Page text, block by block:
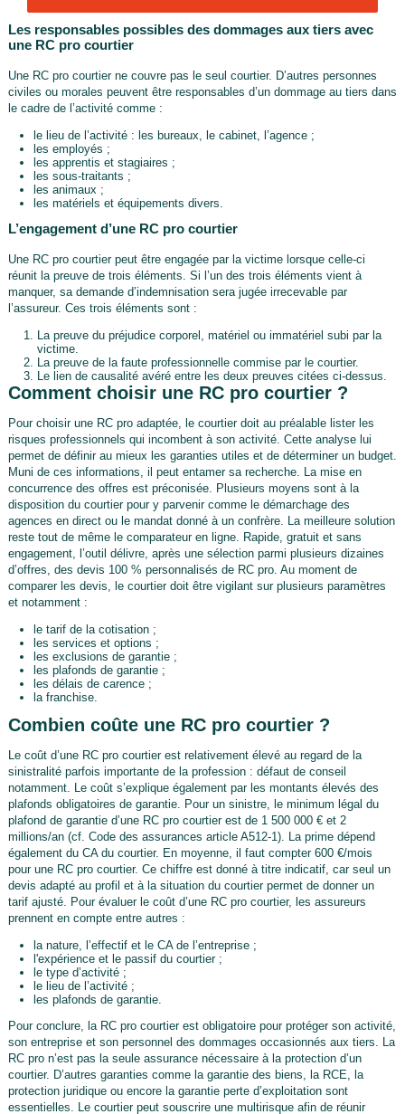
Les responsables possibles des dommages aux tiers avec
une RC pro courtier
Une RC pro courtier ne couvre pas le seul courtier. D’autres personnes
civiles ou morales peuvent être responsables d’un dommage au tiers dans
le cadre de l’activité comme :
le lieu de l’activité : les bureaux, le cabinet, l’agence ;
les employés ;
les apprentis et stagiaires ;
les sous-traitants ;
les animaux ;
les matériels et équipements divers.
L’engagement d’une RC pro courtier
Une RC pro courtier peut être engagée par la victime lorsque celle-ci
réunit la preuve de trois éléments. Si l’un des trois éléments vient à
manquer, sa demande d’indemnisation sera jugée irrecevable par
l’assureur. Ces trois éléments sont :
La preuve du préjudice corporel, matériel ou immatériel subi par la
victime.
La preuve de la faute professionnelle commise par le courtier.
Le lien de causalité avéré entre les deux preuves citées ci-dessus.
Comment choisir une RC pro courtier ?
Pour choisir une RC pro adaptée, le courtier doit au préalable lister les
risques professionnels qui incombent à son activité. Cette analyse lui
permet de définir au mieux les garanties utiles et de déterminer un budget.
Muni de ces informations, il peut entamer sa recherche. La mise en
concurrence des offres est préconisée. Plusieurs moyens sont à la
disposition du courtier pour y parvenir comme le démarchage des
agences en direct ou le mandat donné à un confrère. La meilleure solution
reste tout de même le comparateur en ligne. Rapide, gratuit et sans
engagement, l’outil délivre, après une sélection parmi plusieurs dizaines
d’offres, des devis 100 % personnalisés de RC pro. Au moment de
comparer les devis, le courtier doit être vigilant sur plusieurs paramètres
et notamment :
le tarif de la cotisation ;
les services et options ;
les exclusions de garantie ;
les plafonds de garantie ;
les délais de carence ;
la franchise.
Combien coûte une RC pro courtier ?
Le coût d’une RC pro courtier est relativement élevé au regard de la
sinistralité parfois importante de la profession : défaut de conseil
notamment. Le coût s’explique également par les montants élevés des
plafonds obligatoires de garantie. Pour un sinistre, le minimum légal du
plafond de garantie d’une RC pro courtier est de 1 500 000 € et 2
millions/an (cf. Code des assurances article A512-1). La prime dépend
également du CA du courtier. En moyenne, il faut compter 600 €/mois
pour une RC pro courtier. Ce chiffre est donné à titre indicatif, car seul un
devis adapté au profil et à la situation du courtier permet de donner un
tarif ajusté. Pour évaluer le coût d’une RC pro courtier, les assureurs
prennent en compte entre autres :
la nature, l’effectif et le CA de l’entreprise ;
l'expérience et le passif du courtier ;
le type d’activité ;
le lieu de l’activité ;
les plafonds de garantie.
Pour conclure, la RC pro courtier est obligatoire pour protéger son activité,
son entreprise et son personnel des dommages occasionnés aux tiers. La
RC pro n’est pas la seule assurance nécessaire à la protection d’un
courtier. D’autres garanties comme la garantie des biens, la RCE, la
protection juridique ou encore la garantie perte d’exploitation sont
essentielles. Le courtier peut souscrire une multirisque afin de réunir